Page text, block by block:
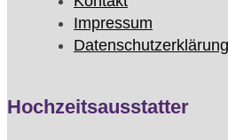
Impressum
Datenschutzerklärung
Hochzeitsausstatter